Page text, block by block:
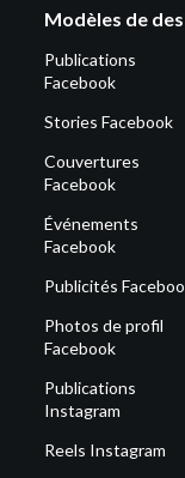
Modèles de
Publications
Facebook
Stories Facebook
Couvertures
Facebook
Événements
Facebook
Publicités
Photos de profil
Facebook
Publications
Instagram
Reels Instagram